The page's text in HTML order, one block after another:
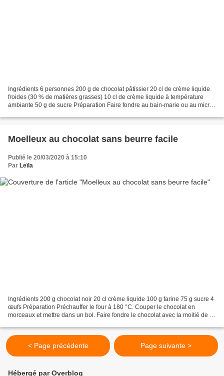
Ingrédients 6 personnes 200 g de chocolat pâtissier 20 cl de crème liquide
froides (30 % de matières grasses) 10 cl de crème liquide à température
ambiante 50 g de sucre Préparation Faire fondre au bain-marie ou au micro-
Moelleux au chocolat sans beurre facile
Publié le 20/03/2020 à 15:10
Par Leïla
Ingrédients 200 g chocolat noir 20 cl crème liquide 100 g farine 75 g sucre 4
œufs Préparation Préchauffer le four à 180 °C. Couper le chocolat en
morceaux et mettre dans un bol. Faire fondre le chocolat avec la moitié de la
< Page précédente Page suivante >
Hébergé par Overblog